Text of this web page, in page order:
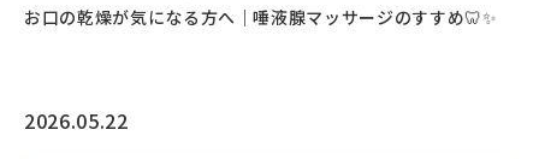
お口の乾燥が気になる方へ｜唾液腺マッサージのすすめ🦷✨
2026.05.22